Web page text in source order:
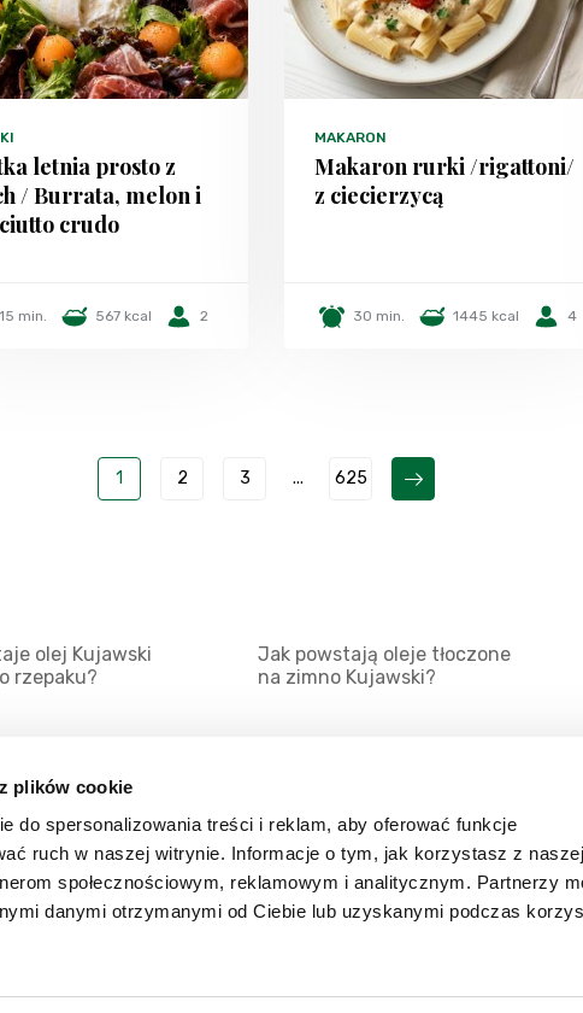
plików cookie
do spersonalizowania treści i reklam, aby oferować funkcje
ruch w naszej witrynie. Informacje o tym, jak korzystasz z naszej
społecznościowym, reklamowym i analitycznym. Partnerzy
danymi otrzymanymi od Ciebie lub uzyskanymi podczas
letnia prosto z
/ Burrata, melon i
crudo
15 min. 567 kcal 2
MAKARON
Makaron rurki /rigattoni/
z ciecierzycą
30 min. 1445 kcal 4
1 2 3 ... 625
olej Kujawski
rzepaku?
Jak powstają oleje tłoczone
na zimno Kujawski?
Mapa serwisu
Kanały RSS
Porady
Kategorie
Kontakt
Zaloguj